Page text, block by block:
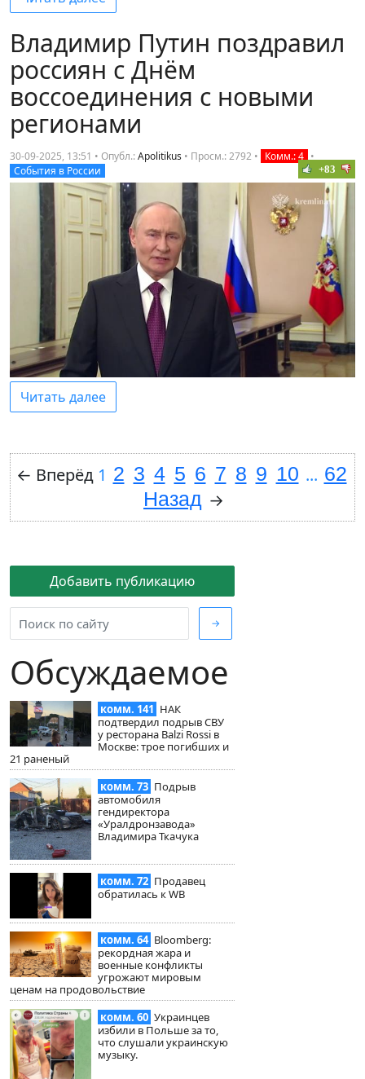
Добавить публикацию
→
Обсуждаемое
комм. 141 НАК
подтвердил подрыв СВУ
у ресторана Balzi Rossi в
Москве: трое погибших и
21 раненый
комм. 73 Подрыв
автомобиля
гендиректора
«Уралдронзавода»
Владимира Ткачука
комм. 72 Продавец
обратилась к WB
комм. 64 Bloomberg:
рекордная жара и
военные конфликты
угрожают мировым
ценам на продовольствие
комм. 60 Украинцев
избили в Польше за то,
что слушали украинскую
музыку.
Владимир Путин поздравил
россиян с Днём
воссоединения с новыми
регионами
30-09-2025, 13:51 • Опубл.:Apolitikus • Просм.: 2792 • Комм.: 4 •
События в России
+83
Читать далее
← Вперёд 1 2 3 4 5 6 7 8 9 10 ... 62
Назад →